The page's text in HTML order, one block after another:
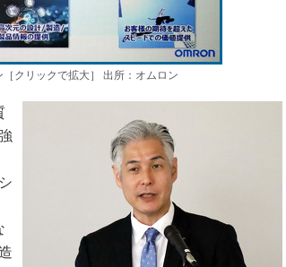
クリックで拡大］ 出所：オムロン